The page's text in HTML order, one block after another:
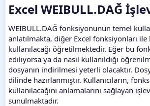
Excel WEIBULL.DAĞ
WEIBULL.DAĞ fonksiyonunun temel
anlatılmakta, diğer Excel fonksiyonları ile
kullanılacağı öğretilmektedir. Eğer bu
ediliyorsa ya da nasıl kullanıldığı
dosyanın indirilmesi yeterli olacaktır.
dilinde hazırlanmıştır. Kullanıcıların,
kullanılacağını anlamalarını sağlayan
sunulmaktadır.